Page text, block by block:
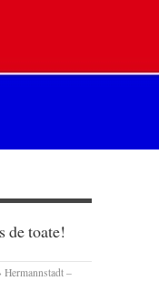
de toate!
Hermannstadt –